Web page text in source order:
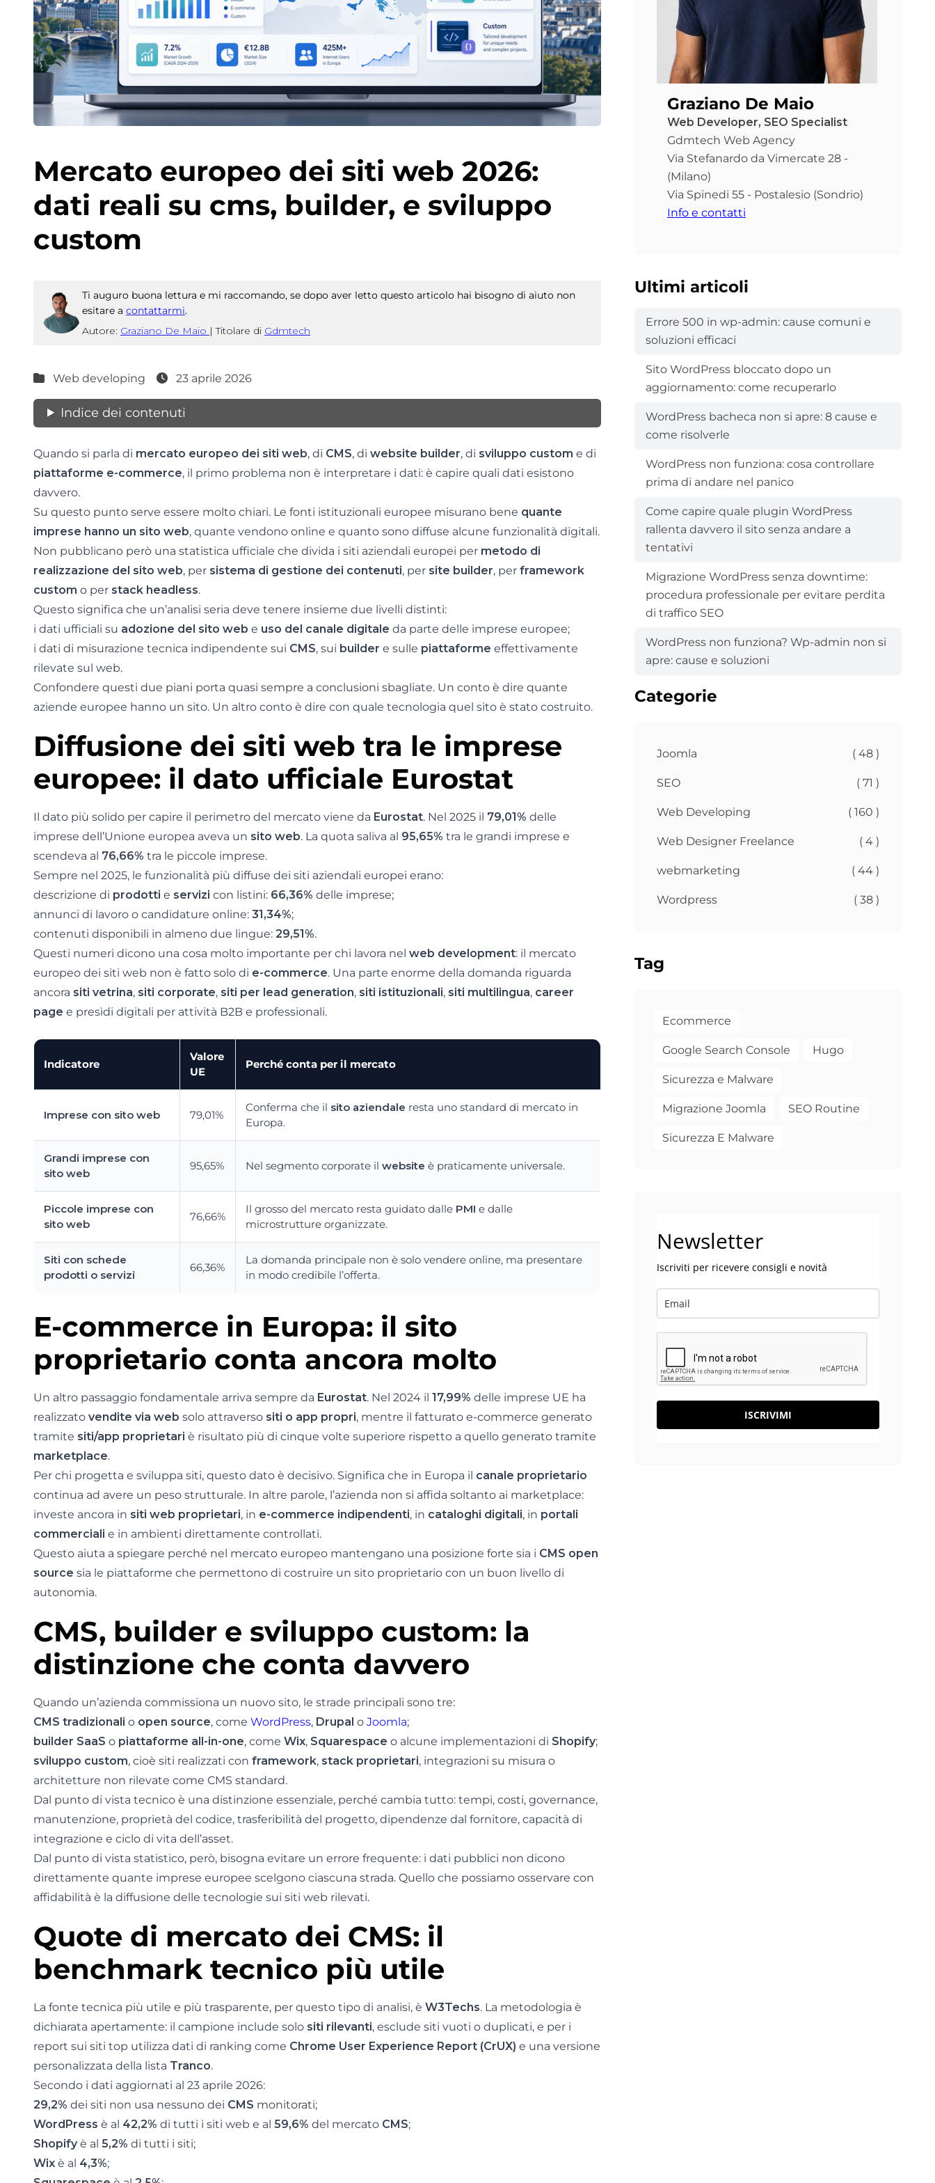
Mercato europeo dei siti web 2026:
dati reali su cms, builder, e sviluppo
custom
Ti auguro buona lettura e mi raccomando, se dopo aver letto questo articolo hai bisogno di aiuto non
esitare a contattarmi.
Autore: Graziano De Maio | Titolare di Gdmtech
Web developing 23 aprile 2026
Indice dei contenuti
Quando si parla di mercato europeo dei siti web, di CMS, di website builder, di sviluppo custom e di
piattaforme e-commerce, il primo problema non è interpretare i dati: è capire quali dati esistono
davvero.
Su questo punto serve essere molto chiari. Le fonti istituzionali europee misurano bene quante
imprese hanno un sito web, quante vendono online e quanto sono diffuse alcune funzionalità digitali.
Non pubblicano però una statistica ufficiale che divida i siti aziendali europei per metodo di
realizzazione del sito web, per sistema di gestione dei contenuti, per site builder, per framework
custom o per stack headless.
Questo significa che un’analisi seria deve tenere insieme due livelli distinti:
i dati ufficiali su adozione del sito web e uso del canale digitale da parte delle imprese europee;
i dati di misurazione tecnica indipendente sui CMS, sui builder e sulle piattaforme effettivamente
rilevate sul web.
Confondere questi due piani porta quasi sempre a conclusioni sbagliate. Un conto è dire quante
aziende europee hanno un sito. Un altro conto è dire con quale tecnologia quel sito è stato costruito.
Diffusione dei siti web tra le imprese
europee: il dato ufficiale Eurostat
Il dato più solido per capire il perimetro del mercato viene da Eurostat. Nel 2025 il 79,01% delle
imprese dell’Unione europea aveva un sito web. La quota saliva al 95,65% tra le grandi imprese e
scendeva al 76,66% tra le piccole imprese.
Sempre nel 2025, le funzionalità più diffuse dei siti aziendali europei erano:
descrizione di prodotti e servizi con listini: 66,36% delle imprese;
annunci di lavoro o candidature online: 31,34%;
contenuti disponibili in almeno due lingue: 29,51%.
Questi numeri dicono una cosa molto importante per chi lavora nel web development: il mercato
europeo dei siti web non è fatto solo di e-commerce. Una parte enorme della domanda riguarda
ancora siti vetrina, siti corporate, siti per lead generation, siti istituzionali, siti multilingua, career
page e presìdi digitali per attività B2B e professionali.
Indicatore
Valore
UE
Perché conta per il mercato
Imprese con sito web 79,01%
Conferma che il sito aziendale resta uno standard di mercato in
Europa.
Grandi imprese con
sito web
95,65% Nel segmento corporate il website è praticamente universale.
Piccole imprese con
sito web
76,66%
Il grosso del mercato resta guidato dalle PMI e dalle
microstrutture organizzate.
Siti con schede
prodotti o servizi
66,36%
La domanda principale non è solo vendere online, ma presentare
in modo credibile l’offerta.
E-commerce in Europa: il sito
proprietario conta ancora molto
Un altro passaggio fondamentale arriva sempre da Eurostat. Nel 2024 il 17,99% delle imprese UE ha
realizzato vendite via web solo attraverso siti o app propri, mentre il fatturato e-commerce generato
tramite siti/app proprietari è risultato più di cinque volte superiore rispetto a quello generato tramite
marketplace.
Per chi progetta e sviluppa siti, questo dato è decisivo. Significa che in Europa il canale proprietario
continua ad avere un peso strutturale. In altre parole, l’azienda non si affida soltanto ai marketplace:
investe ancora in siti web proprietari, in e-commerce indipendenti, in cataloghi digitali, in portali
commerciali e in ambienti direttamente controllati.
Questo aiuta a spiegare perché nel mercato europeo mantengano una posizione forte sia i CMS open
source sia le piattaforme che permettono di costruire un sito proprietario con un buon livello di
autonomia.
CMS, builder e sviluppo custom: la
distinzione che conta davvero
Quando un’azienda commissiona un nuovo sito, le strade principali sono tre:
CMS tradizionali o open source, come WordPress, Drupal o Joomla;
builder SaaS o piattaforme all-in-one, come Wix, Squarespace o alcune implementazioni di Shopify;
sviluppo custom, cioè siti realizzati con framework, stack proprietari, integrazioni su misura o
architetture non rilevate come CMS standard.
Dal punto di vista tecnico è una distinzione essenziale, perché cambia tutto: tempi, costi, governance,
manutenzione, proprietà del codice, trasferibilità del progetto, dipendenze dal fornitore, capacità di
integrazione e ciclo di vita dell’asset.
Dal punto di vista statistico, però, bisogna evitare un errore frequente: i dati pubblici non dicono
direttamente quante imprese europee scelgono ciascuna strada. Quello che possiamo osservare con
affidabilità è la diffusione delle tecnologie sui siti web rilevati.
Quote di mercato dei CMS: il
benchmark tecnico più utile
La fonte tecnica più utile e più trasparente, per questo tipo di analisi, è W3Techs. La metodologia è
dichiarata apertamente: il campione include solo siti rilevanti, esclude siti vuoti o duplicati, e per i
report sui siti top utilizza dati di ranking come Chrome User Experience Report (CrUX) e una versione
personalizzata della lista Tranco.
Secondo i dati aggiornati al 23 aprile 2026:
29,2% dei siti non usa nessuno dei CMS monitorati;
WordPress è al 42,2% di tutti i siti web e al 59,6% del mercato CMS;
Shopify è al 5,2% di tutti i siti;
Wix è al 4,3%;
Graziano De Maio
Web Developer, SEO Specialist
Gdmtech Web Agency
Via Stefanardo da Vimercate 28 -
(Milano)
Via Spinedi 55 - Postalesio (Sondrio)
Info e contatti
Ultimi articoli
Errore 500 in wp-admin: cause comuni e
soluzioni efficaci
Sito WordPress bloccato dopo un
aggiornamento: come recuperarlo
WordPress bacheca non si apre: 8 cause e
come risolverle
WordPress non funziona: cosa controllare
prima di andare nel panico
Come capire quale plugin WordPress
rallenta davvero il sito senza andare a
tentativi
Migrazione WordPress senza downtime:
procedura professionale per evitare perdita
di traffico SEO
WordPress non funziona? Wp-admin non si
apre: cause e soluzioni
Categorie
Joomla ( 48 )
SEO ( 71 )
Web Developing ( 160 )
Web Designer Freelance ( 4 )
webmarketing ( 44 )
Wordpress ( 38 )
Tag
Ecommerce
Google Search Console Hugo
Sicurezza e Malware
Migrazione Joomla SEO Routine
Sicurezza E Malware
Newsletter
Iscriviti per ricevere consigli e novità
ISCRIVIMI